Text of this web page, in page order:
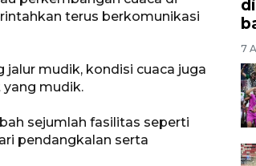
terus berkomunikasi
mudik, kondisi cuaca juga
mudik.
sejumlah fasilitas seperti
pendangkalan serta
7